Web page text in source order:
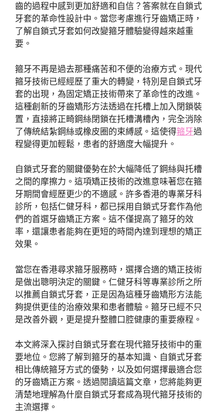
齒的過程中感到更加舒適和自信？答案就在自鎖式
牙套的革命性設計中。當您考慮進行牙齒矯正時，
了解自鎖式牙套如何改變箍牙體驗變得越來越重
要。
箍牙不再是過去那種痛苦和不便的治療方式。現代
箍牙技術已經經歷了重大的轉變，特別是自鎖式牙
套的出現，為固定矯正技術帶來了革命性的改進。
這種創新的牙齒矯形方法透過在托槽上加入閉鎖裝
置，直接將正畸鋼絲閉鎖在托槽溝槽內，完全消除
了傳統結紮鋼絲或橡皮圈的束縛感。這使得箍牙過
程變得更加輕鬆，患者的舒適度大幅提升。
自鎖式牙套的關鍵優勢在於大幅降低了鋼絲與托槽
之間的摩擦力。這項矯正技術的改進意味著您在箍
牙期間會經歷更少的不適感。許多香港的專業牙科
診所，包括仁健牙科，都已採用自鎖式牙套作為他
們的首選牙齒矯正方案。這不僅提高了箍牙的效
率，還讓患者能夠在更短的時間內達到理想的矯正
效果。
當您在香港尋求箍牙服務時，選擇合適的矯正技術
是做出聰明決定的關鍵。仁健牙科等專業診所之所
以推薦自鎖式牙套，正是因為這種牙齒矯形方法能
夠提供更佳的治療效果和患者體驗。箍牙已經不只
是改善外觀，更是提升整體口腔健康的重要療程。
本文將深入探討自鎖式牙套在現代箍牙技術中的重
要地位。您將了解到箍牙的基本知識、自鎖式牙套
相比傳統箍牙方式的優勢，以及如何選擇最適合您
的牙齒矯正方案。透過閱讀這篇文章，您將能夠更
清楚地理解為什麼自鎖式牙套成為現代箍牙技術的
主流選擇。